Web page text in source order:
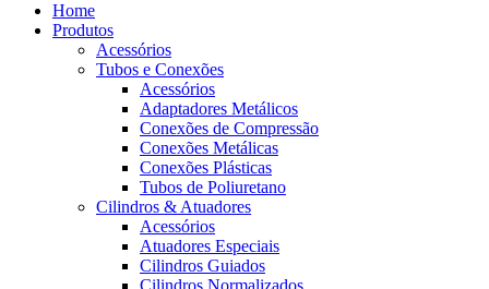
Home
Produtos
Acessórios
Tubos e Conexões
Acessórios
Adaptadores Metálicos
Conexões de Compressão
Conexões Metálicas
Conexões Plásticas
Tubos de Poliuretano
Cilindros & Atuadores
Acessórios
Atuadores Especiais
Cilindros Guiados
Cilindros Normalizados